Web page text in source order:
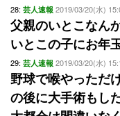
28: 芸人速報 2019/03/20(水)
父親のいとこなん
いとこの子にお年
29: 芸人速報 2019/03/20(水)
野球で喉やっただ
の後に大手術もし